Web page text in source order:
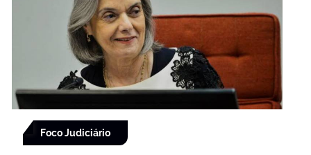
Foco Judiciário